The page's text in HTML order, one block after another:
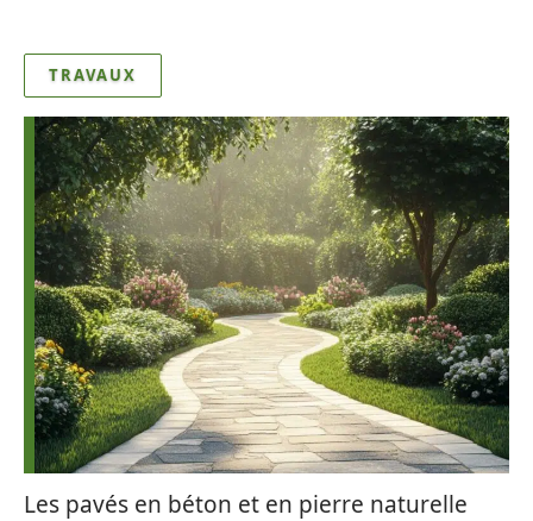
TRAVAUX
Les pavés en béton et en pierre naturelle